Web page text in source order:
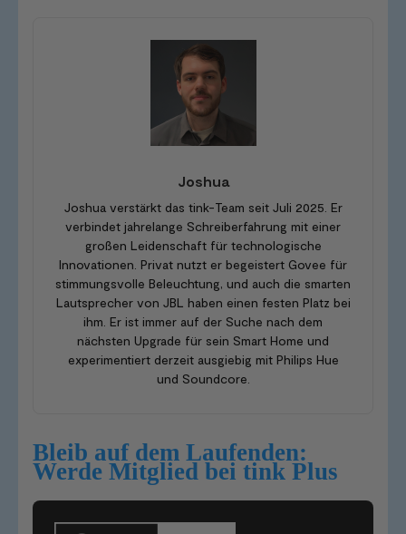
Joshua
Joshua verstärkt das tink-Team seit Juli 2025. Er
verbindet jahrelange Schreiberfahrung mit einer
großen Leidenschaft für technologische
Innovationen. Privat nutzt er begeistert Govee für
stimmungsvolle Beleuchtung, und auch die smarten
Lautsprecher von JBL haben einen festen Platz bei
ihm. Er ist immer auf der Suche nach dem
nächsten Upgrade für sein Smart Home und
experimentiert derzeit ausgiebig mit Philips Hue
und Soundcore.
Bleib auf dem Laufenden:
Werde Mitglied bei tink Plus